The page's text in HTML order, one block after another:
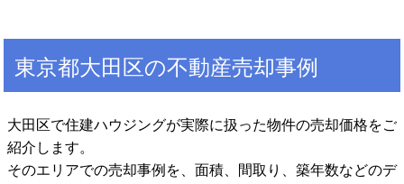
東京都大田区の不動産売却事例
大田区で住建ハウジングが実際に扱った物件の売却価格をご
紹介します。
そのエリアでの売却事例を、面積、間取り、築年数などのデ